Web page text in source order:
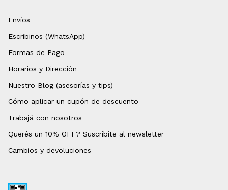
Envíos
Escribinos (WhatsApp)
Formas de Pago
Horarios y Dirección
Nuestro Blog (asesorías y tips)
Cómo aplicar un cupón de descuento
Trabajá con nosotros
Querés un 10% OFF? Suscribite al newsletter
Cambios y devoluciones